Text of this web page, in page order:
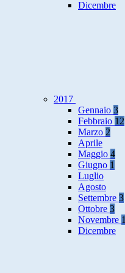
Dicembre
2017
Gennaio 3
Febbraio 12
Marzo 2
Aprile
Maggio 4
Giugno 1
Luglio
Agosto
Settembre 3
Ottobre 3
Novembre 1
Dicembre